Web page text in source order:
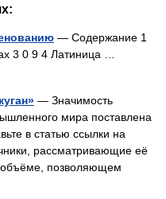
— Содержание 1
3 0 9 4 Латиница …
— Значимость
мира поставлена
в статью ссылки на
рассматривающие её
объёме, позволяющем